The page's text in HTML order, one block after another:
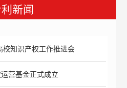
新闻
知识产权工作推进会
营基金正式成立